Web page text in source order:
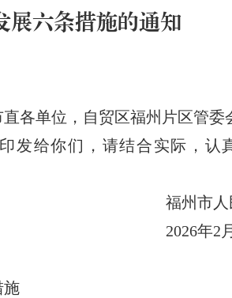
展六条措施的通知
各单位，自贸区福州片区管委
发给你们，请结合实际，认
福州
2026
施